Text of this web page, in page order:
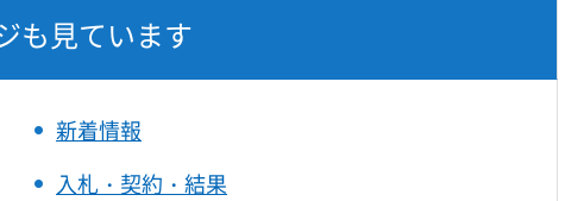
も見ています
新着情報
入札・契約・結果